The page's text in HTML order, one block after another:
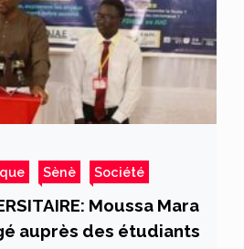
Sènè Société
Moussa Mara
auprès des étudiants